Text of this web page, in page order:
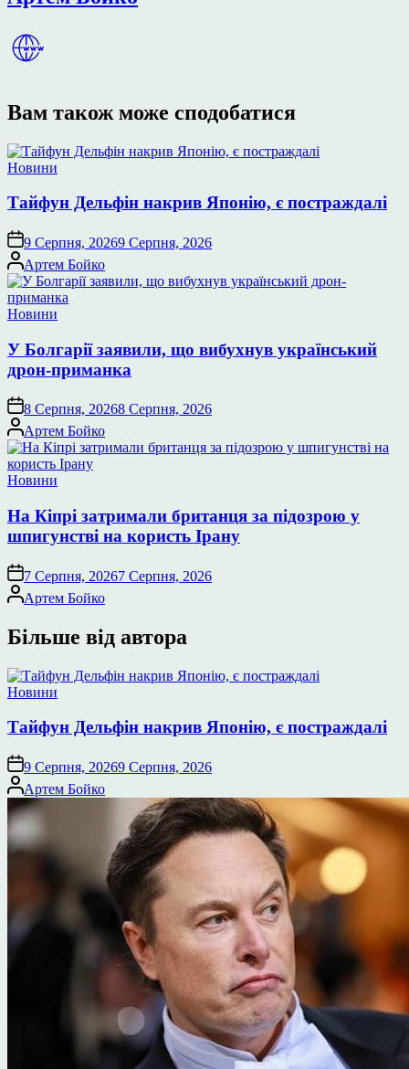
Вам також може сподобатися
Опублікувати
Новини
Тайфун Дельфін накрив Японію, є постраждалі
9 Серпня, 20269 Серпня, 2026
Опубліковано
Артем Бойко
Опублікувати
Новини
У Болгарії заявили, що вибухнув український
дрон-приманка
8 Серпня, 20268 Серпня, 2026
Опубліковано
Артем Бойко
Опублікувати
Новини
На Кіпрі затримали британця за підозрою у
шпигунстві на користь Ірану
7 Серпня, 20267 Серпня, 2026
Опубліковано
Артем Бойко
Більше від автора
Опублікувати
Новини
Тайфун Дельфін накрив Японію, є постраждалі
9 Серпня, 20269 Серпня, 2026
Опубліковано
Артем Бойко